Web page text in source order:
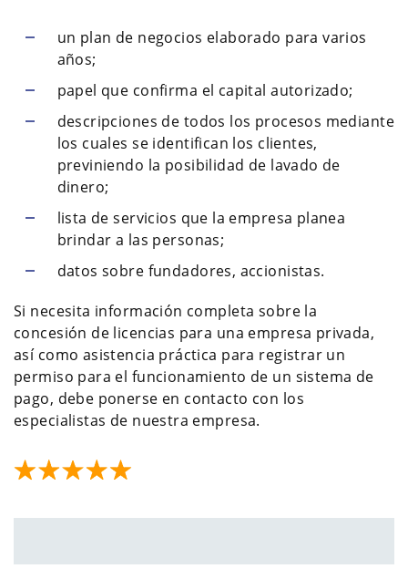
un plan de negocios elaborado para varios
años;
papel que confirma el capital autorizado;
descripciones de todos los procesos mediante
los cuales se identifican los clientes,
previniendo la posibilidad de lavado de
dinero;
lista de servicios que la empresa planea
brindar a las personas;
datos sobre fundadores, accionistas.
Si necesita información completa sobre la
concesión de licencias para una empresa privada,
así como asistencia práctica para registrar un
permiso para el funcionamiento de un sistema de
pago, debe ponerse en contacto con los
especialistas de nuestra empresa.